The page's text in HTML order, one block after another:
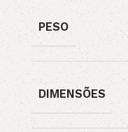
PESO
DIMENSÕES